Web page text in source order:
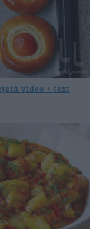
video + text